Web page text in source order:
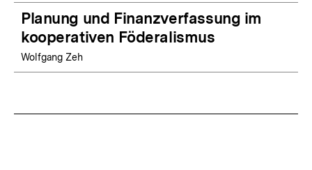
Planung und Finanzverfassung im
kooperativen Föderalismus
Wolfgang Zeh